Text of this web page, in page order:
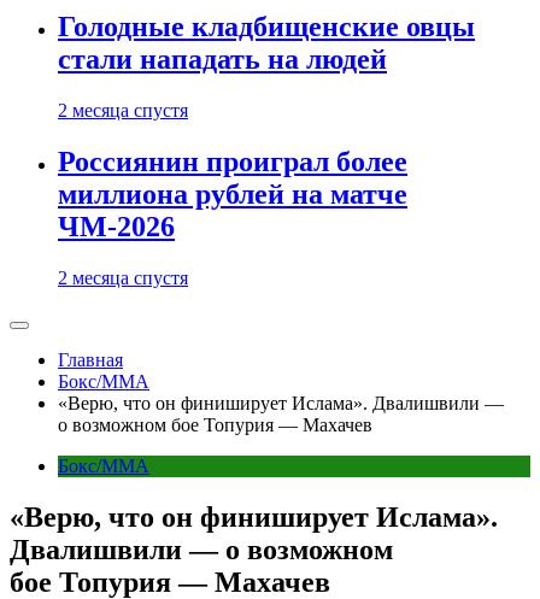
Голодные кладбищенские овцы
стали нападать на людей
2 месяца спустя
Россиянин проиграл более
миллиона рублей на матче
ЧМ-2026
2 месяца спустя
Главная
Бокс/MMA
«Верю, что он финиширует Ислама». Двалишвили —
о возможном бое Топурия — Махачев
Бокс/MMA
«Верю, что он финиширует Ислама».
Двалишвили — о возможном
бое Топурия — Махачев